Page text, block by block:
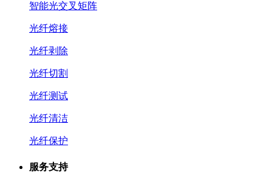
智能光交叉矩阵
光纤熔接
光纤剥除
光纤切割
光纤测试
光纤清洁
光纤保护
服务支持